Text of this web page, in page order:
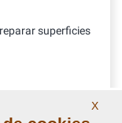
superficies
11,50 €
X